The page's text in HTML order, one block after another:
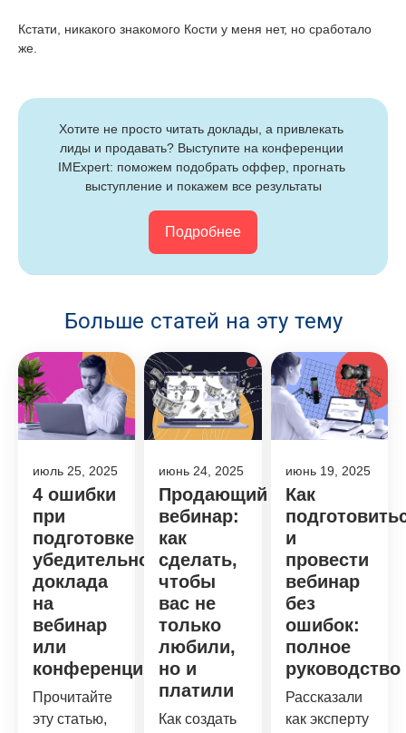
Кстати, никакого знакомого Кости у меня нет, но сработало
же.
Хотите не просто читать доклады, а привлекать
лиды и продавать? Выступите на конференции
IMExpert: поможем подобрать оффер, прогнать
выступление и покажем все результаты
Подробнее
Больше статей на эту тему
июль 25, 2025
4 ошибки
при
подготовке
убедительного
доклада
на
вебинар
или
конференцию
Прочитайте
эту статью,
июнь 24, 2025
Продающий
вебинар:
как
сделать,
чтобы
вас не
только
любили,
но и
платили
Как создать
июнь 19, 2025
Как
и
провести
вебинар
без
ошибок:
полное
руководство
Рассказали
как эксперту